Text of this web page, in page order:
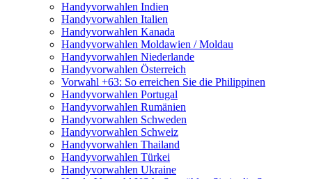
Handyvorwahlen Indien
Handyvorwahlen Italien
Handyvorwahlen Kanada
Handyvorwahlen Moldawien / Moldau
Handyvorwahlen Niederlande
Handyvorwahlen Österreich
Vorwahl +63: So erreichen Sie die Philippinen
Handyvorwahlen Portugal
Handyvorwahlen Rumänien
Handyvorwahlen Schweden
Handyvorwahlen Schweiz
Handyvorwahlen Thailand
Handyvorwahlen Türkei
Handyvorwahlen Ukraine